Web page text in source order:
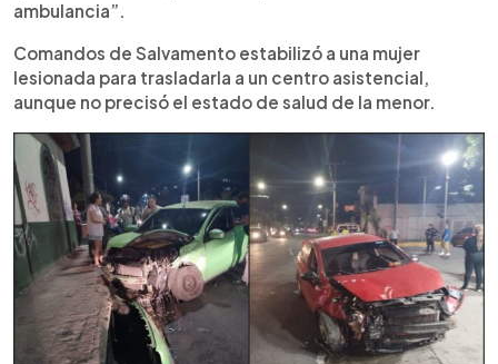
ambulancia”.
Comandos de Salvamento estabilizó a una mujer
lesionada para trasladarla a un centro asistencial,
aunque no precisó el estado de salud de la menor.